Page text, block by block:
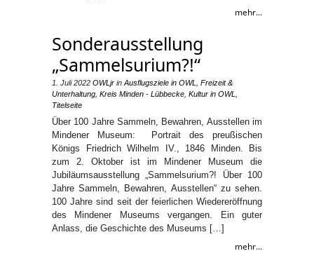
mehr...
Sonderausstellung
„Sammelsurium?!“
1. Juli 2022 OWLjr in Ausflugsziele in OWL
Freizeit &
Unterhaltung Kreis Minden - Lübbecke Kultur in OWL
Titelseite
Über 100 Jahre Sammeln, Bewahren, Ausstellen im
Mindener Museum: Portrait des preußischen
Königs Friedrich Wilhelm IV., 1846 Minden. Bis
zum 2. Oktober ist im Mindener Museum die
Jubiläumsausstellung „Sammelsurium?! Über 100
Jahre Sammeln, Bewahren, Ausstellen“ zu sehen.
100 Jahre sind seit der feierlichen Wiedereröffnung
des Mindener Museums vergangen. Ein guter
Anlass, die Geschichte des Museums […]
mehr...